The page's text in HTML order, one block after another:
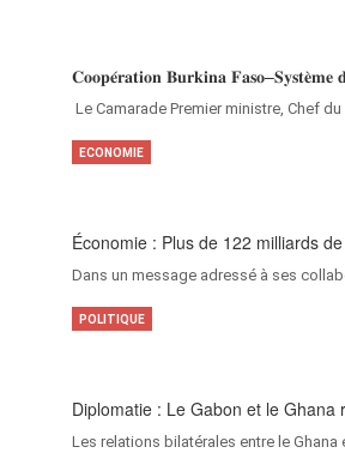
𝐂𝐨𝐨𝐩𝐞́𝐫𝐚𝐭𝐢𝐨𝐧 𝐁𝐮𝐫𝐤𝐢𝐧𝐚 𝐅𝐚𝐬𝐨–𝐒𝐲𝐬𝐭𝐞̀𝐦𝐞
‎Le Camarade Premier ministre, Chef
Économie : Plus de 122 milliards
Dans un message adressé à ses
ECONOMIE
Diplomatie : Le Gabon et le
Les relations bilatérales entre le Ghana
POLITIQUE